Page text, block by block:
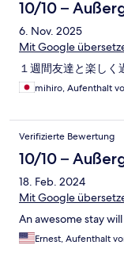
10/10 –
6. Nov. 2025
Mit Google
１週間友達と楽しく
mihiro, Aufenthalt
Verifizierte Bewertung
10/10 –
18. Feb. 2024
Mit Google
An awesome stay
Ernest, Aufenthalt